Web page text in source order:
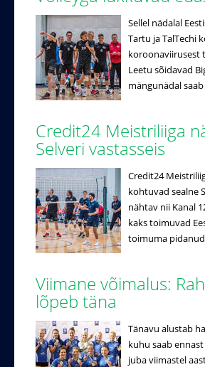
Sellel nädalal
Tartu ja TalTechi
koroonaviirusest
Leetu sõidavad
mängunädal
Credit24 Meistriliiga
Selveri vastasseis
Credit24
kohtuvad sealne
nähtav nii Kanal
kaks toimuvad
toimuma pidanud
Viimane võimalus:
lõpeb täna
Tänavu alustab
kuhu saab
juba viimastel